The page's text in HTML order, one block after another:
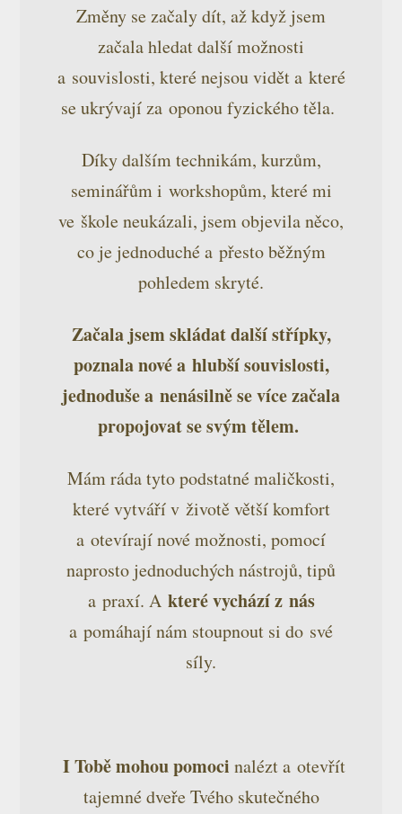
Změny se začaly dít, až když jsem
začala hledat další možnosti
a souvislosti, které nejsou vidět a které
se ukrývají za oponou fyzického těla.
Díky dalším technikám, kurzům,
seminářům i workshopům, které mi
ve škole neukázali, jsem objevila něco,
co je jednoduché a přesto běžným
pohledem skryté.
Začala jsem skládat další střípky,
poznala nové a hlubší souvislosti,
jednoduše a nenásilně se více začala
propojovat se svým tělem.
Mám ráda tyto podstatné maličkosti,
které vytváří v životě větší komfort
a otevírají nové možnosti, pomocí
naprosto jednoduchých nástrojů, tipů
a praxí. A které vychází z nás
a pomáhají nám stoupnout si do své
síly.
I Tobě mohou pomoci nalézt a otevřít
tajemné dveře Tvého skutečného